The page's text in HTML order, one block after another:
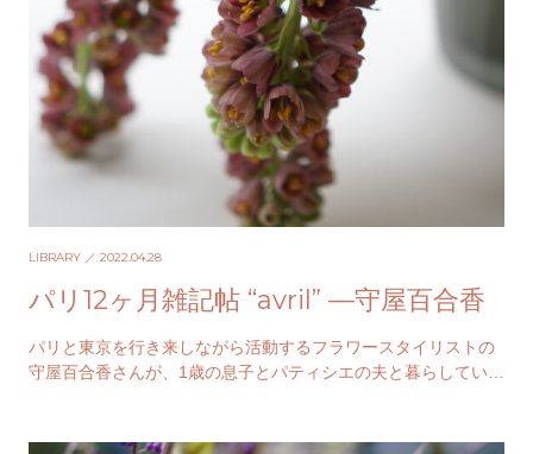
LIBRARY ／ 2022.04.28
パリ12ヶ月雑記帖 “avril” —守屋百合香
パリと東京を行き来しながら活動するフラワースタイリストの
守屋百合香さんが、1歳の息子とパティシエの夫と暮らしている